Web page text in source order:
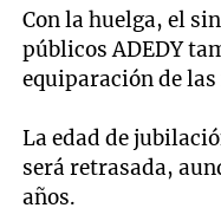
Con la huelga, el
públicos ADEDY
equiparación de
La edad de
será retrasada,
años.